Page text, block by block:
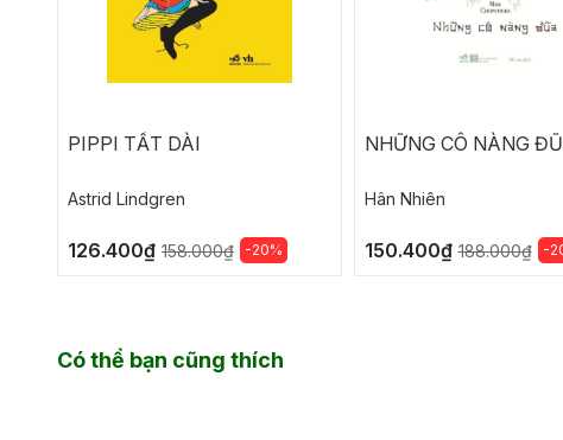
PIPPI TẤT DÀI
Astrid Lindgren
126.400₫ 158.000₫ -20%
NHỮNG CÔ NÀNG
Hân Nhiên
150.400₫ 188.000₫ -
Có thể bạn cũng thích